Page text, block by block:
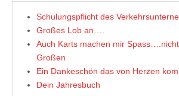
Schulungspflicht des
Großes Lob an….
Auch Karts machen mir
Großen
Ein Dankeschön das von Herzen
Dein Jahresbuch